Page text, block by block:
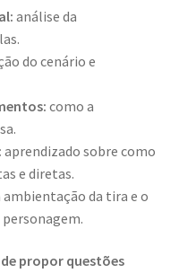
análise da
do cenário e
como a
aprendizado sobre como
e diretas.
ambientação da tira e o
propor questões